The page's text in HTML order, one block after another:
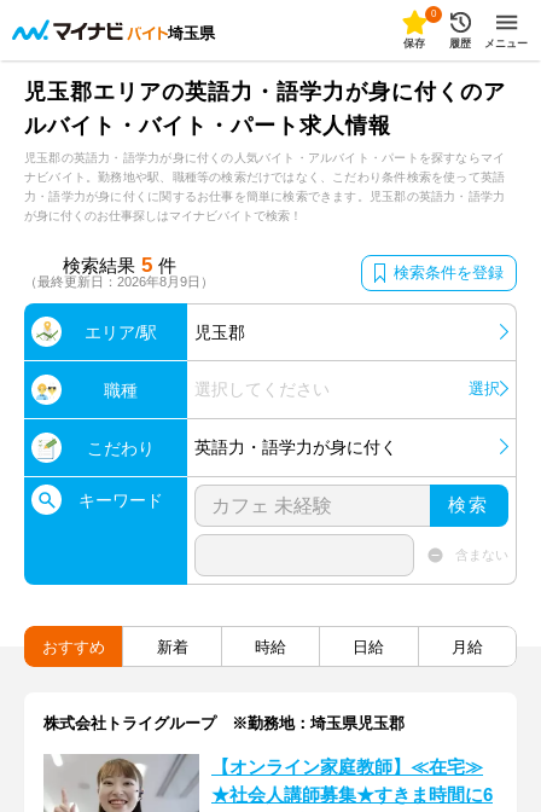
埼玉県
0
保存 履歴 メニュー
児玉郡エリアの英語力・語学力が身に付くのア
ルバイト・バイト・パート求人情報
児玉郡の英語力・語学力が身に付くの人気バイト・アルバイト・パートを探すならマイ
ナビバイト。勤務地や駅、職種等の検索だけではなく、こだわり条件検索を使って英語
力・語学力が身に付くに関するお仕事を簡単に検索できます。児玉郡の英語力・語学力
が身に付くのお仕事探しはマイナビバイトで検索！
検索結果 5 件
（最終更新日：2026年8月9日） 検索条件を登録
エリア/駅 児玉郡
職種 選択してください 選択
こだわり 英語力・語学力が身に付く
キーワード 検索
含まない
おすすめ 新着 時給 日給 月給
株式会社トライグループ ※勤務地：埼玉県児玉郡
【オンライン家庭教師】≪在宅≫
★社会人講師募集★すきま時間に6